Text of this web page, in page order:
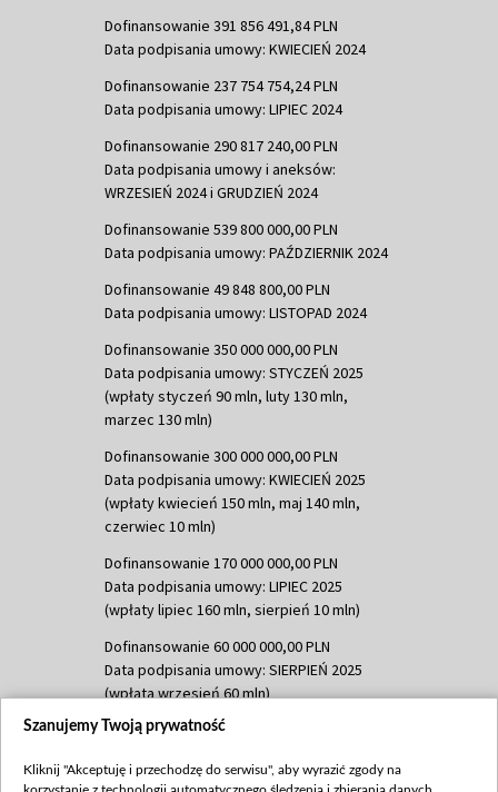
Dofinansowanie 391 856 491,84 PLN
Data podpisania umowy: KWIECIEŃ 2024
Dofinansowanie 237 754 754,24 PLN
Data podpisania umowy: LIPIEC 2024
Dofinansowanie 290 817 240,00 PLN
Data podpisania umowy i aneksów:
WRZESIEŃ 2024 i GRUDZIEŃ 2024
Dofinansowanie 539 800 000,00 PLN
Data podpisania umowy: PAŹDZIERNIK 2024
Dofinansowanie 49 848 800,00 PLN
Data podpisania umowy: LISTOPAD 2024
Dofinansowanie 350 000 000,00 PLN
Data podpisania umowy: STYCZEŃ 2025
(wpłaty styczeń 90 mln, luty 130 mln,
marzec 130 mln)
Dofinansowanie 300 000 000,00 PLN
Data podpisania umowy: KWIECIEŃ 2025
(wpłaty kwiecień 150 mln, maj 140 mln,
czerwiec 10 mln)
Dofinansowanie 170 000 000,00 PLN
Data podpisania umowy: LIPIEC 2025
(wpłaty lipiec 160 mln, sierpień 10 mln)
Dofinansowanie 60 000 000,00 PLN
Data podpisania umowy: SIERPIEŃ 2025
(wpłata wrzesień 60 mln)
Dofinansowanie 635 783 051,21 PLN
(wpłata wrzesień 100 mln, październik 350
Szanujemy Twoją prywatność
Kliknij "Akceptuję i przechodzę do serwisu", aby wyrazić zgody na